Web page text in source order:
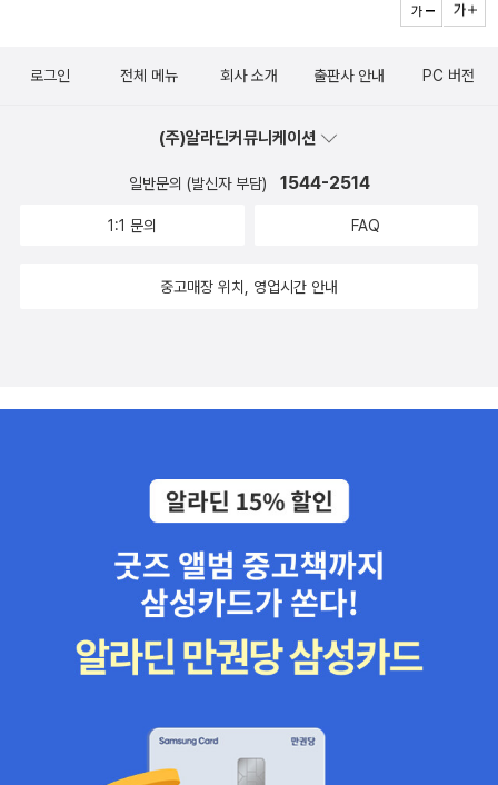
로그인 전체 메뉴 회사 소개 출판사 안내 PC 버전
(주)알라딘커뮤니케이션
일반문의 (발신자 부담) 1544-2514
1:1 문의 FAQ
중고매장 위치, 영업시간 안내